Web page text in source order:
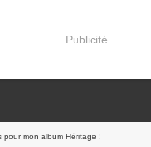
Publicité
pour mon album Héritage !